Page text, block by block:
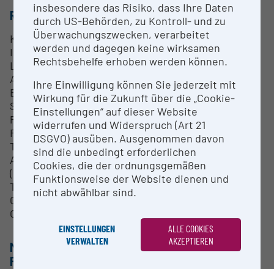
RESEARCH SERVICES
Konfokalen Laser Scanning Mikroskopie
Immunfluoreszenz/Morphometrie
Live Cell Imaging
Analytische Fluoreszenzmikroskopie
Bau und Modifizierung von Mikroskopsystemen
STED Mikroskopie
Patch-Clamp an Zellkulturen
REM
TEM
Analytische TEM
(Elektronenenergieverlustspektroskopie)
TEM Tomografie
Cryopräparationsmethoden für TEM
Organoid Imaging
METHODEN & EXPERTISE ZUR
FORSCHUNGSINFRASTRUKTUR
insbesondere das Risiko, dass Ihre Daten
durch US-Behörden, zu Kontroll- und zu
Überwachungszwecken, verarbeitet
werden und dagegen keine wirksamen
Rechtsbehelfe erhoben werden können.
Ihre Einwilligung können Sie jederzeit mit
Wirkung für die Zukunft über die „Cookie-
Einstellungen“ auf dieser Website
widerrufen und Widerspruch (Art 21
DSGVO) ausüben. Ausgenommen davon
sind die unbedingt erforderlichen
Cookies, die der ordnungsgemäßen
Funktionsweise der Website dienen und
nicht abwählbar sind.
EINSTELLUNGEN
VERWALTEN
ALLE COOKIES
AKZEPTIEREN